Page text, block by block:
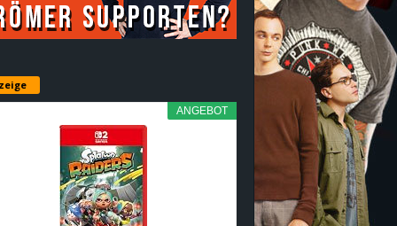
ANGEBOT